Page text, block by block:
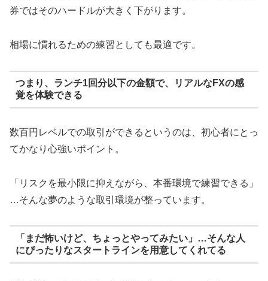
券ではそのハードルが大きく下がります。
相場に慣れるための練習としても最適です。
つまり、ランチ1回分以下の金額で、リアルなFXの感
覚を体験できる
数百円レベルでの取引ができるというのは、初心者にとっ
てかなり心強いポイント。
「リスクを最小限に抑えながら、本番環境で練習できる」
…そんな夢のような取引環境が整っています。
「まだ怖いけど、ちょっとやってみたい」…そんな人
にぴったりなスタートラインを用意してくれてる